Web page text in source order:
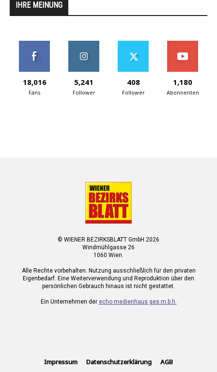
IHRE MEINUNG
18,016
Fans
5,241
Follower
408
Follower
1,180
Abonnenten
© WIENER BEZIRKSBLATT GmbH 2026
Windmühlgasse 26
1060 Wien.
Alle Rechte vorbehalten. Nutzung ausschließlich für den privaten
Eigenbedarf. Eine Weiterverwendung und Reproduktion über den
persönlichen Gebrauch hinaus ist nicht gestattet.
Ein Unternehmen der echo medienhaus ges.m.b.h.
Impressum Datenschutzerklärung AGB